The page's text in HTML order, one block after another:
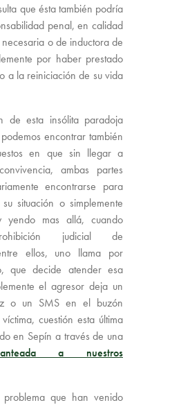
que ésta también podría
penal, en calidad
o de inductora de
por haber prestado
a la reiniciación de su vida
de esta insólita paradoja
encontrar también
en que sin llegar a
ambas partes
encontrarse para
situación o simplemente
yendo mas allá, cuando
judicial de
ellos, uno llama por
que decide atender esa
el agresor deja un
o un SMS en el buzón
cuestión esta última
en Sepín a través de una
a nuestros
problema que han venido